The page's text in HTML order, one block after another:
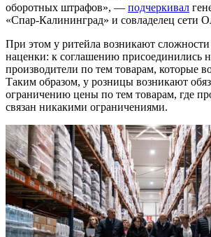
оборотных штрафов», — подчеркивал
«Спар-Калининград» и совладелец сети
При этом у ритейла возникают
наценки: к соглашению присоединились
производители по тем товарам, которые
Таким образом, у розницы возникают
ограничению цены по тем товарам, где
связан никакими ограничениями.